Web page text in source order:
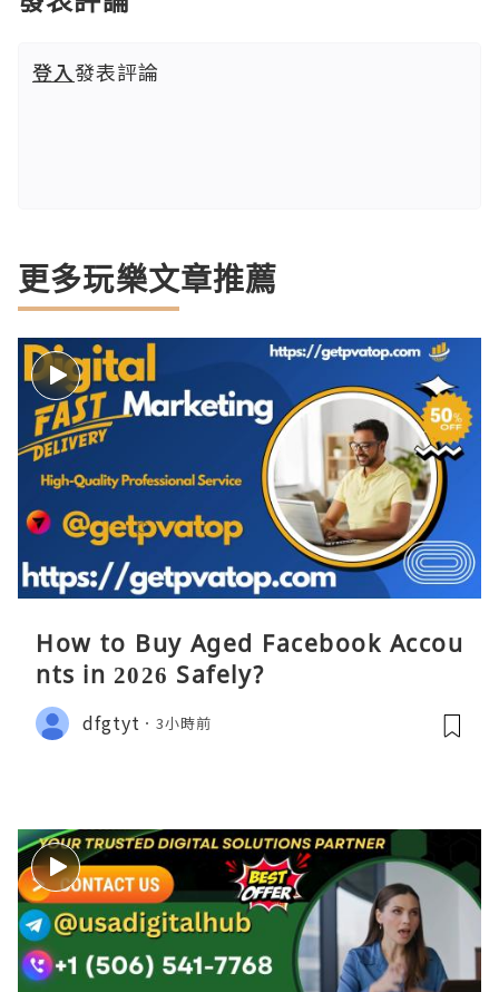
登入發表評論
更多玩樂文章推薦
How to Buy Aged Facebook Accou
nts in 2026 Safely?
dfgtyt 3小時前